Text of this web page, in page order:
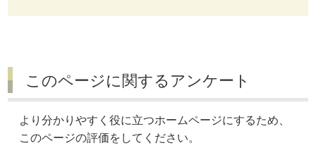
このページに関するアンケート
より分かりやすく役に立つホームページにするため、
このページの評価をしてください。